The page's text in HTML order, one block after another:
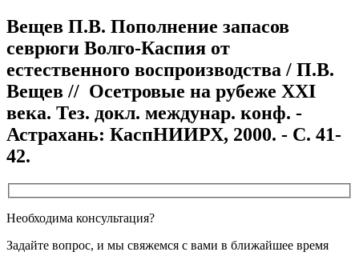
Вещев П.В. Пополнение запасов
севрюги Волго-Каспия от
естественного воспроизводства / П.В.
Вещев // Осетровые на рубеже XXI
века. Тез. докл. междунар. конф. -
Астрахань: КаспНИИРХ, 2000. - С. 41-
42.
Необходима консультация?
Задайте вопрос, и мы свяжемся с вами в ближайшее время